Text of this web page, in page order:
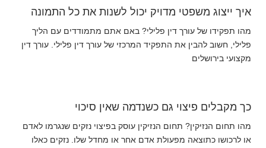
איך ייצוג משפטי מדויק יכול לשנות את כל התמונה
מהו תפקידו של עורך דין פלילי? באם אתם מתמודדים עם הליך
פלילי, חשוב להבין את התפקיד המרכזי של עורך דין פלילי. עורך דין
מקצועי בירושלים
כך מקבלים פיצוי גם כשנדמה שאין סיכוי
מהו תחום הנזיקין? תחום הנזיקין עוסק בפיצוי נזקים שנגרמו לאדם
או לרכושו כתוצאה מפעולת אדם אחר או מחדל שלו. נזקים כאלו